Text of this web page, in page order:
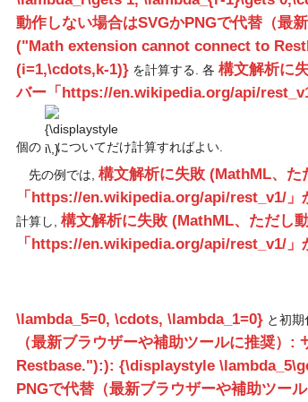
v_{k})+\lambda
_{k}\cdot
(-1)=0(k=r-
,1)}
動作しない場合はSVGかPNGで代替（
("Math extension cannot connect to
(i=1,\cdots,k-1)} を計算する. 各 構文解析に
バー「https://en.wikipedia.org/api/
個の
{\displaystyle
i\,}
についてだけ計算すればよい.
先の例では, 構文解析に失敗 (MathML、た
「https://en.wikipedia.org/api/rest_v1/
計算し, 構文解析に失敗 (MathML、ただし
「https://en.wikipedia.org/api/rest_v1/
\lambda_5=0, \cdots, \lambda_1=0} と初期
（最新ブラウザーや補助ツールに推奨
Restbase."):): {\displaystyle
PNGで代替（最新ブラウザーや補助ツ